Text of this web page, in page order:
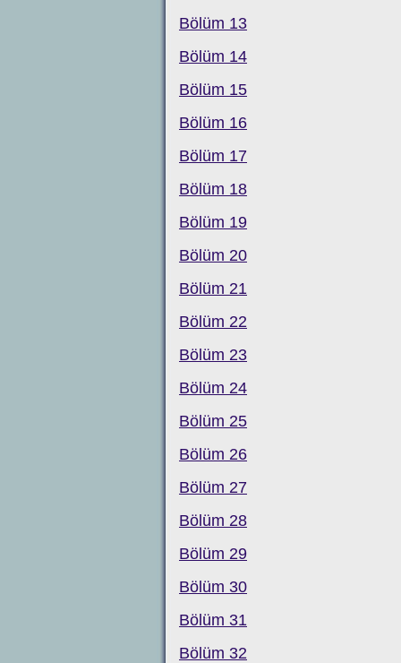
Bölüm 13
Bölüm 14
Bölüm 15
Bölüm 16
Bölüm 17
Bölüm 18
Bölüm 19
Bölüm 20
Bölüm 21
Bölüm 22
Bölüm 23
Bölüm 24
Bölüm 25
Bölüm 26
Bölüm 27
Bölüm 28
Bölüm 29
Bölüm 30
Bölüm 31
Bölüm 32